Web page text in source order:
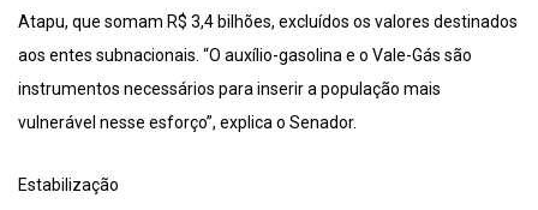
Atapu, que somam R$ 3,4 bilhões, excluídos os valores destinados
aos entes subnacionais. “O auxílio-gasolina e o Vale-Gás são
instrumentos necessários para inserir a população mais
vulnerável nesse esforço”, explica o Senador.
Estabilização